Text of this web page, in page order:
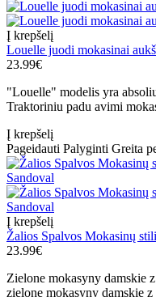
Į krepšelį
Louelle juodi mokasinai
23.99€
"Louelle" modelis yra
Traktoriniu padu avimi
Į krepšelį
Pageidauti Palyginti Greita
Į krepšelį
Žalios Spalvos Mokasinų
23.99€
Zielone mokasyny damskie
zielone mokasyny damskie z